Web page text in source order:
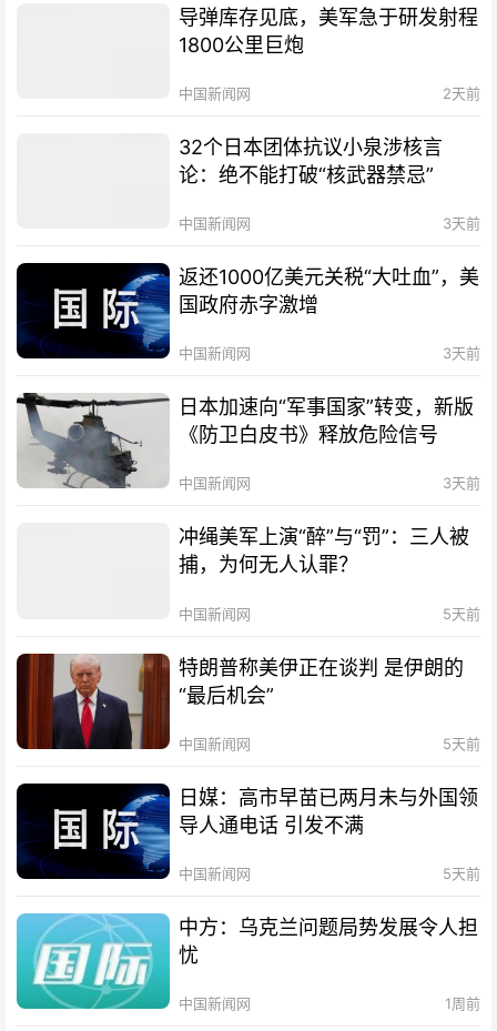
导弹库存见底，美军急于研发射程
1800公里巨炮
中国新闻网 2天前
32个日本团体抗议小泉涉核言
论：绝不能打破“核武器禁忌”
中国新闻网 3天前
返还1000亿美元关税“大吐血”，美
国政府赤字激增
中国新闻网 3天前
日本加速向“军事国家”转变，新版
《防卫白皮书》释放危险信号
中国新闻网 3天前
冲绳美军上演“醉”与“罚”：三人被
捕，为何无人认罪？
中国新闻网 5天前
特朗普称美伊正在谈判 是伊朗的
“最后机会”
中国新闻网 5天前
日媒：高市早苗已两月未与外国领
导人通电话 引发不满
中国新闻网 5天前
中方：乌克兰问题局势发展令人担
忧
中国新闻网 1周前